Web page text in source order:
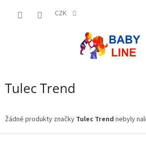
CZK
Tulec Trend
Žádné produkty značky Tulec Trend nebyly
Z